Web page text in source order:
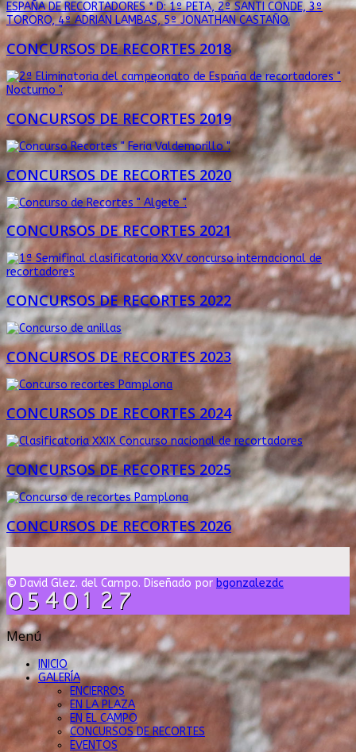
CONCURSOS DE RECORTES 2018
CONCURSOS DE RECORTES 2019
CONCURSOS DE RECORTES 2020
CONCURSOS DE RECORTES 2021
CONCURSOS DE RECORTES 2022
CONCURSOS DE RECORTES 2023
CONCURSOS DE RECORTES 2024
CONCURSOS DE RECORTES 2025
CONCURSOS DE RECORTES 2026
© David Glez. del Campo. Diseñado por bgonzalezdc
Menú
INICIO
GALERÍA
ENCIERROS
EN LA PLAZA
EN EL CAMPO
CONCURSOS DE RECORTES
EVENTOS